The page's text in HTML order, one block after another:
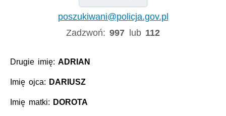
poszukiwani@policja.gov.pl
Zadzwoń:997 lub 112
Drugie imię:ADRIAN
Imię ojca: DARIUSZ
Imię matki: DOROTA